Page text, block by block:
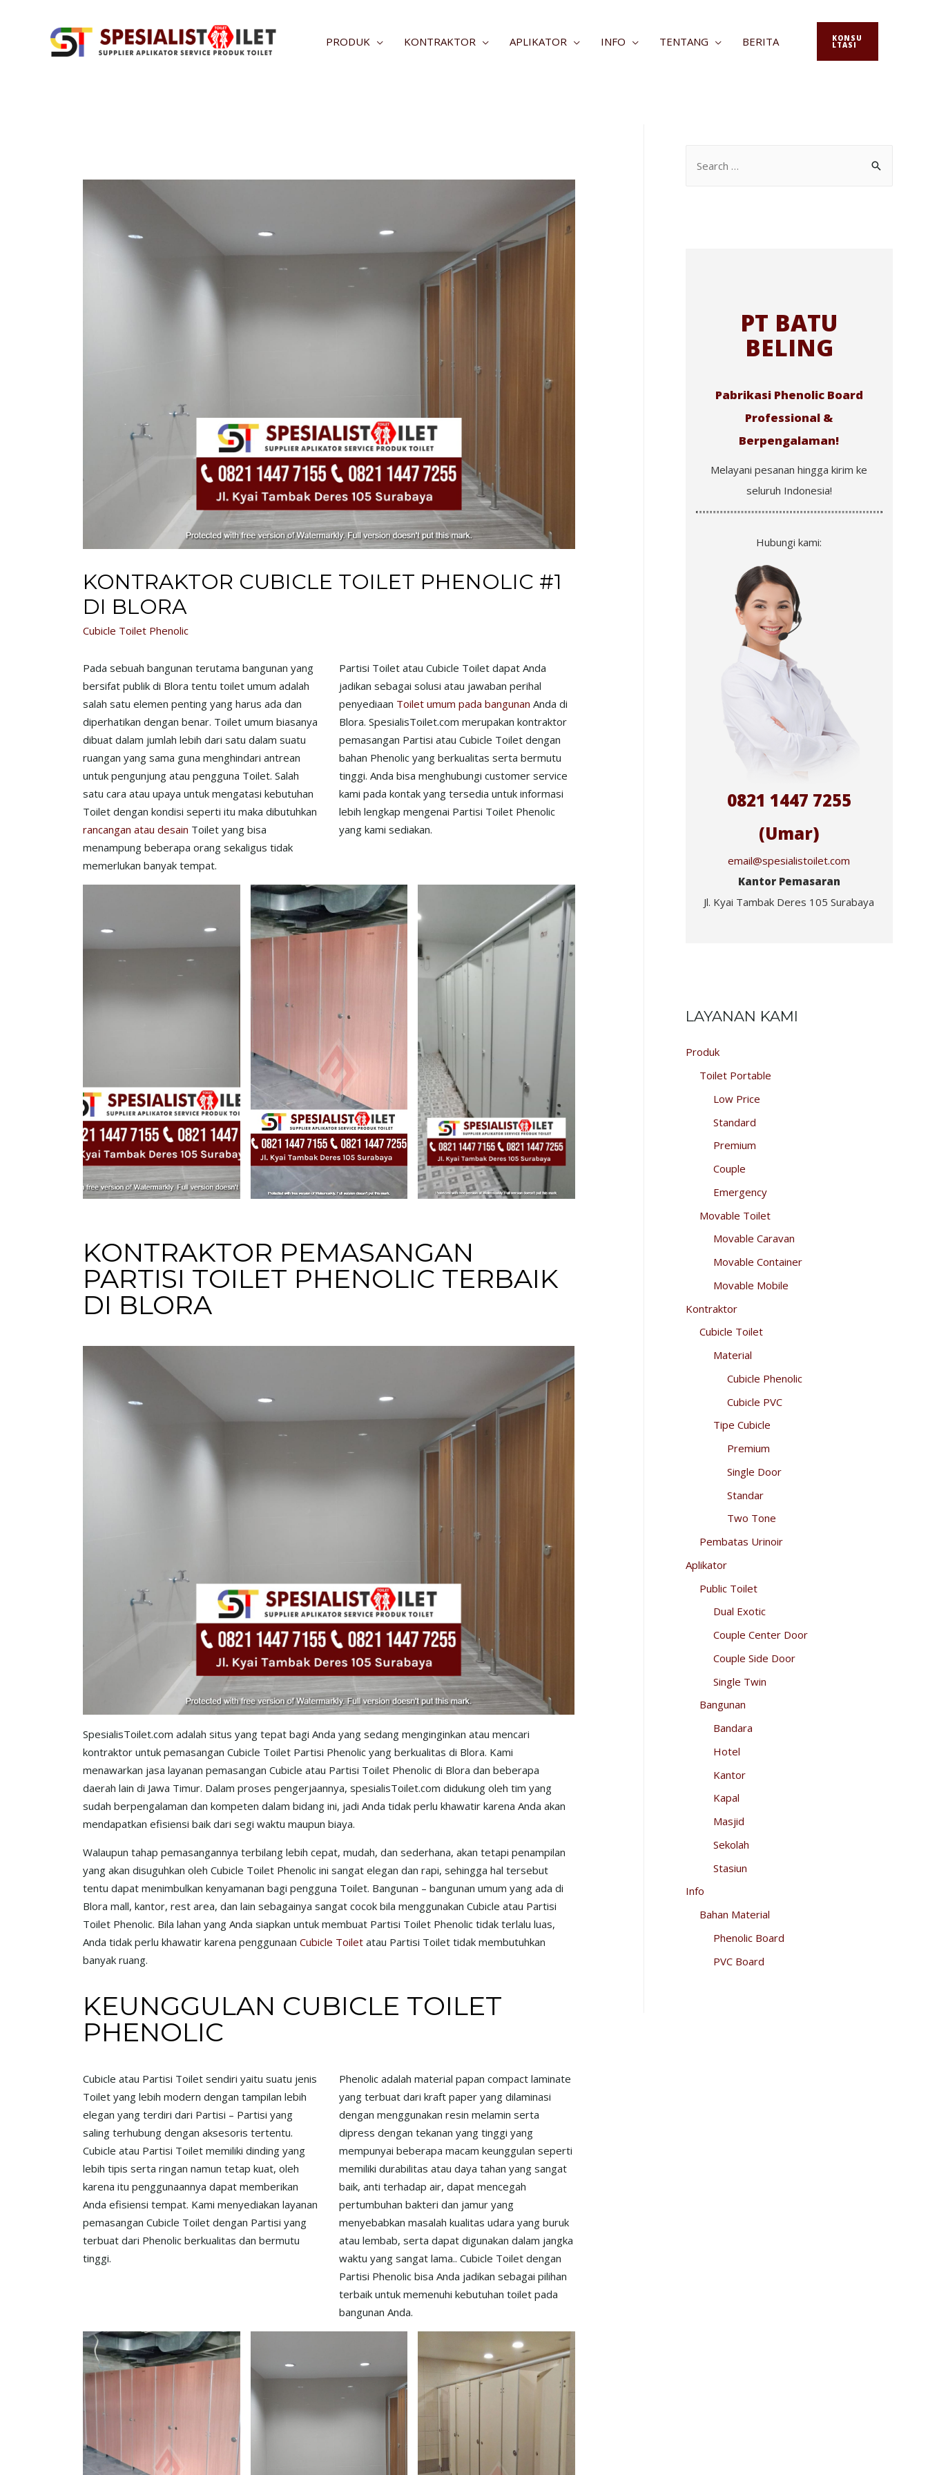
PRODUK KONTRAKTOR APLIKATOR INFO TENTANG BERITA KONSU
LTASI
KONTRAKTOR CUBICLE TOILET PHENOLIC #1
DI BLORA
Cubicle Toilet Phenolic
Pada sebuah bangunan terutama bangunan yang
bersifat publik di Blora tentu toilet umum adalah
salah satu elemen penting yang harus ada dan
diperhatikan dengan benar. Toilet umum biasanya
dibuat dalam jumlah lebih dari satu dalam suatu
ruangan yang sama guna menghindari antrean
untuk pengunjung atau pengguna Toilet. Salah
satu cara atau upaya untuk mengatasi kebutuhan
Toilet dengan kondisi seperti itu maka dibutuhkan
rancangan atau desain Toilet yang bisa
menampung beberapa orang sekaligus tidak
memerlukan banyak tempat.
Partisi Toilet atau Cubicle Toilet dapat Anda
jadikan sebagai solusi atau jawaban perihal
penyediaan Toilet umum pada bangunan Anda di
Blora. SpesialisToilet.com merupakan kontraktor
pemasangan Partisi atau Cubicle Toilet dengan
bahan Phenolic yang berkualitas serta bermutu
tinggi. Anda bisa menghubungi customer service
kami pada kontak yang tersedia untuk informasi
lebih lengkap mengenai Partisi Toilet Phenolic
yang kami sediakan.
KONTRAKTOR PEMASANGAN
PARTISI TOILET PHENOLIC TERBAIK
DI BLORA
SpesialisToilet.com adalah situs yang tepat bagi Anda yang sedang menginginkan atau mencari
kontraktor untuk pemasangan Cubicle Toilet Partisi Phenolic yang berkualitas di Blora. Kami
menawarkan jasa layanan pemasangan Cubicle atau Partisi Toilet Phenolic di Blora dan beberapa
daerah lain di Jawa Timur. Dalam proses pengerjaannya, spesialisToilet.com didukung oleh tim yang
sudah berpengalaman dan kompeten dalam bidang ini, jadi Anda tidak perlu khawatir karena Anda akan
mendapatkan efisiensi baik dari segi waktu maupun biaya.
Walaupun tahap pemasangannya terbilang lebih cepat, mudah, dan sederhana, akan tetapi penampilan
yang akan disuguhkan oleh Cubicle Toilet Phenolic ini sangat elegan dan rapi, sehingga hal tersebut
tentu dapat menimbulkan kenyamanan bagi pengguna Toilet. Bangunan – bangunan umum yang ada di
Blora mall, kantor, rest area, dan lain sebagainya sangat cocok bila menggunakan Cubicle atau Partisi
Toilet Phenolic. Bila lahan yang Anda siapkan untuk membuat Partisi Toilet Phenolic tidak terlalu luas,
Anda tidak perlu khawatir karena penggunaanCubicle Toilet atau Partisi Toilet tidak membutuhkan
banyak ruang.
KEUNGGULAN CUBICLE TOILET
PHENOLIC
Cubicle atau Partisi Toilet sendiri yaitu suatu jenis
Toilet yang lebih modern dengan tampilan lebih
elegan yang terdiri dari Partisi – Partisi yang
saling terhubung dengan aksesoris tertentu.
Cubicle atau Partisi Toilet memiliki dinding yang
lebih tipis serta ringan namun tetap kuat, oleh
karena itu penggunaannya dapat memberikan
Anda efisiensi tempat. Kami menyediakan layanan
pemasangan Cubicle Toilet dengan Partisi yang
terbuat dari Phenolic berkualitas dan bermutu
tinggi.
Phenolic adalah material papan compact laminate
yang terbuat dari kraft paper yang dilaminasi
dengan menggunakan resin melamin serta
dipress dengan tekanan yang tinggi yang
mempunyai beberapa macam keunggulan seperti
memiliki durabilitas atau daya tahan yang sangat
baik, anti terhadap air, dapat mencegah
pertumbuhan bakteri dan jamur yang
menyebabkan masalah kualitas udara yang buruk
atau lembab, serta dapat digunakan dalam jangka
waktu yang sangat lama.. Cubicle Toilet dengan
Partisi Phenolic bisa Anda jadikan sebagai pilihan
terbaik untuk memenuhi kebutuhan toilet pada
bangunan Anda.
PT BATU
BELING
Pabrikasi Phenolic Board
Professional &
Berpengalaman!
Melayani pesanan hingga kirim ke
seluruh Indonesia!
Hubungi kami:
0821 1447 7255
(Umar)
email@spesialistoilet.com
Kantor Pemasaran
Jl. Kyai Tambak Deres 105 Surabaya
LAYANAN KAMI
Produk
Toilet Portable
Low Price
Standard
Premium
Couple
Emergency
Movable Toilet
Movable Caravan
Movable Container
Movable Mobile
Kontraktor
Cubicle Toilet
Material
Cubicle Phenolic
Cubicle PVC
Tipe Cubicle
Premium
Single Door
Standar
Two Tone
Pembatas Urinoir
Aplikator
Public Toilet
Dual Exotic
Couple Center Door
Couple Side Door
Single Twin
Bangunan
Bandara
Hotel
Kantor
Kapal
Masjid
Sekolah
Stasiun
Info
Bahan Material
Phenolic Board
PVC Board